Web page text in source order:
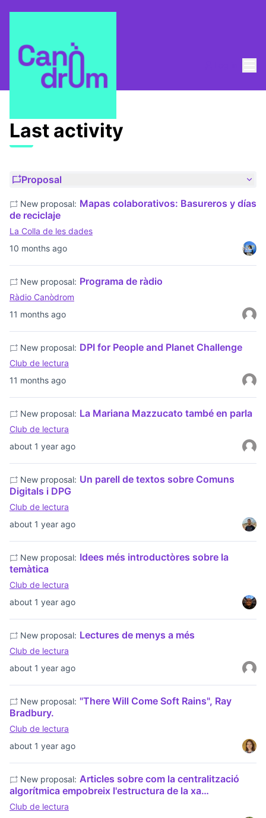
Last activities
Last activity
Proposal
10 months ago
New proposal: Mapas colaborativos: Basureros y días
de reciclaje
La Colla de les dades
11 months ago
New proposal: Programa de ràdio
Ràdio Canòdrom
11 months ago
New proposal: DPI for People and Planet Challenge
Club de lectura
about 1 year ago
New proposal: La Mariana Mazzucato també en parla
Club de lectura
about 1 year ago
New proposal: Un parell de textos sobre Comuns
Digitals i DPG
Club de lectura
about 1 year ago
New proposal: Idees més introductòres sobre la
temàtica
Club de lectura
about 1 year ago
New proposal: Lectures de menys a més
Club de lectura
about 1 year ago
New proposal: "There Will Come Soft Rains", Ray
Bradbury.
Club de lectura
New proposal: Articles sobre com la centralització
algorítmica empobreix l'estructura de la xa…
Club de lectura